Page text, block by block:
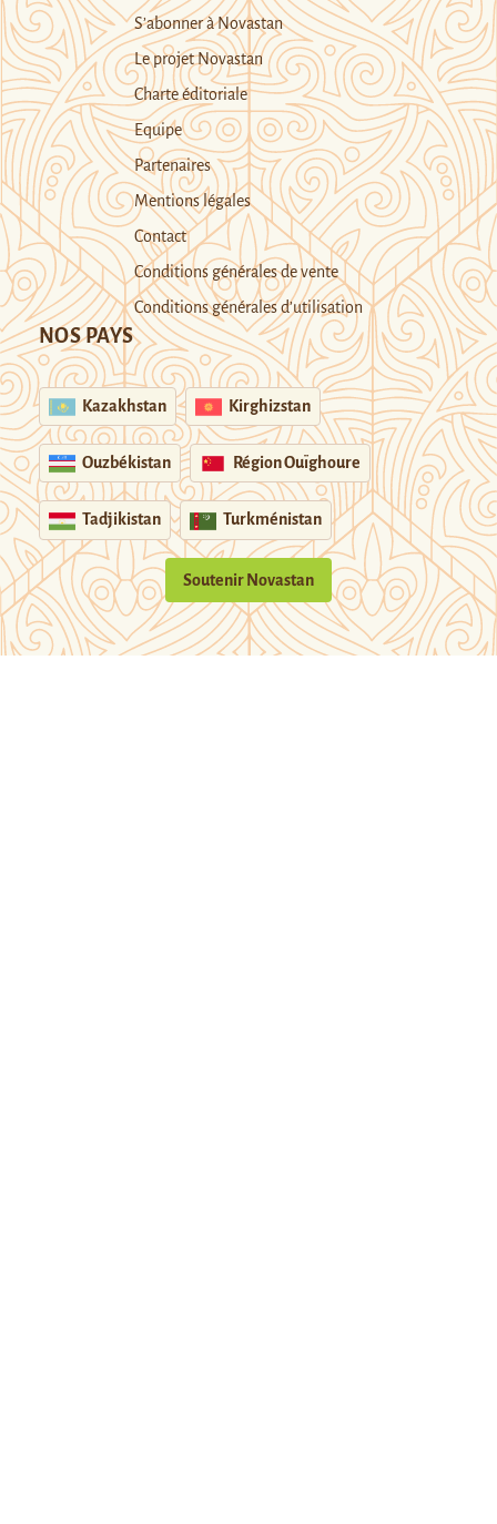
S’abonner à Novastan
Le projet Novastan
Charte éditoriale
Equipe
Partenaires
Mentions légales
Contact
Conditions générales de vente
Conditions générales d’utilisation
NOS PAYS
Kazakhstan Kirghizstan
Ouzbékistan Région Ouïghoure
Tadjikistan Turkménistan
Soutenir Novastan